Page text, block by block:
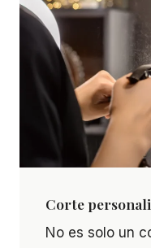
Corte
Corte
No es solo un